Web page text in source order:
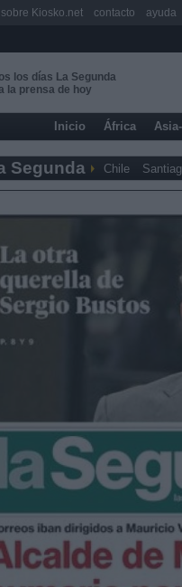
los días La Segunda
la prensa de hoy
Inicio África
Segunda Chile
sobre Kiosko.net contacto ayuda